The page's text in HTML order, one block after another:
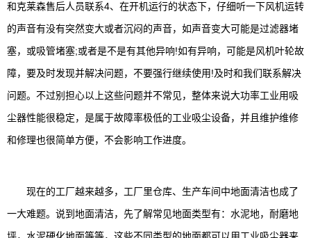
和克莱森售后人员联系4、在开机运行的状态下，仔细听一下风机运转
的声音有没有突然变大或者沉闷的声音，如声音变大可能是过滤器堵
塞，或吸管堵塞;或者是不是有其他异响!如有异响，可能是风机叶轮故
障，要及时发现并解决问题，不要强行继续使用!及时和我们联系解决
问题。不过别担心以上这些问题并不常见，整体来说大功率工业用吸
尘器性能很稳定，是属于故障率极低的工业吸尘设备，并且维护维修
和修理也很简单方便，不会影响工作进度。
现在的工厂越来越多，工厂里仓库、生产车间中地面清洁也成了
一大难题。说到地面清洁，先了解常见地面类型有：水泥地，耐磨地